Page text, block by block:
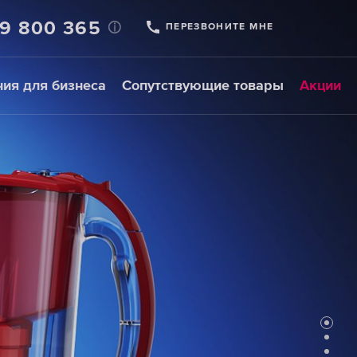
800 365 ПЕРЕЗВОНИТЕ МНЕ
на
кран
ВЫБРАТЬ
НАСАДКИ НА
КРАН
предфильтров
ВЫБРАТЬ
СМЕННЫЕ
МОДУЛИ
для бизнеса Сопутствующие товары Акции